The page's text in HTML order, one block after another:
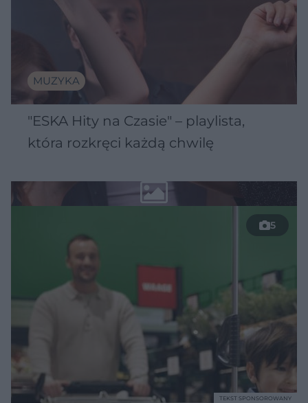
MUZYKA
"ESKA Hity na Czasie" – playlista,
która rozkręci każdą chwilę
5
TEKST SPONSOROWANY